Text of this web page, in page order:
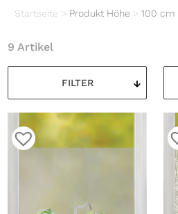
Startseite > Produkt Höhe >100 cm
FILTER
9 Artikel